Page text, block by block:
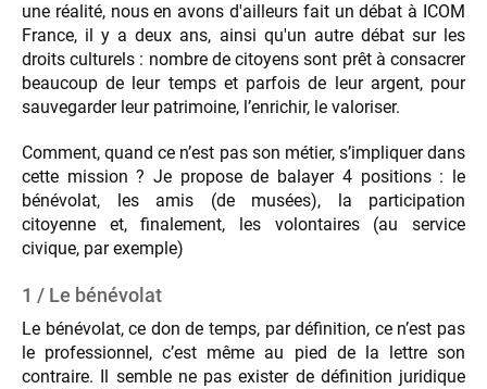
une réalité, nous en avons d'ailleurs fait un débat à ICOM
France, il y a deux ans, ainsi qu'un autre débat sur les
droits culturels : nombre de citoyens sont prêt à consacrer
beaucoup de leur temps et parfois de leur argent, pour
sauvegarder leur patrimoine, l’enrichir, le valoriser.
Comment, quand ce n’est pas son métier, s’impliquer dans
cette mission ? Je propose de balayer 4 positions : le
bénévolat, les amis (de musées), la participation
citoyenne et, finalement, les volontaires (au service
civique, par exemple)
1 / Le bénévolat
Le bénévolat, ce don de temps, par définition, ce n’est pas
le professionnel, c’est même au pied de la lettre son
contraire. Il semble ne pas exister de définition juridique